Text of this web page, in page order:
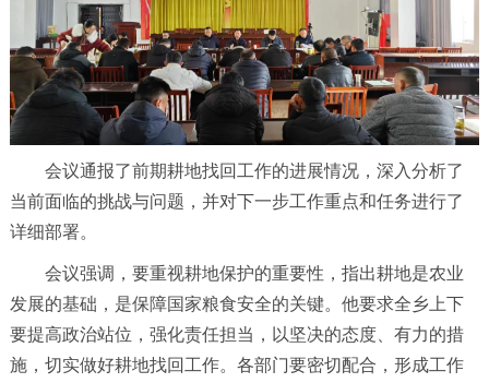
会议通报了前期耕地找回工作的进展情况，深入分析了
当前面临的挑战与问题，并对下一步工作重点和任务进行了
详细部署。
会议强调，要重视耕地保护的重要性，指出耕地是农业
发展的基础，是保障国家粮食安全的关键。他要求全乡上下
要提高政治站位，强化责任担当，以坚决的态度、有力的措
施，切实做好耕地找回工作。各部门要密切配合，形成工作